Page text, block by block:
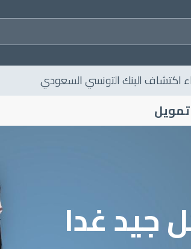
اكتشاف البنك التونسي السعودي
جيد غدا